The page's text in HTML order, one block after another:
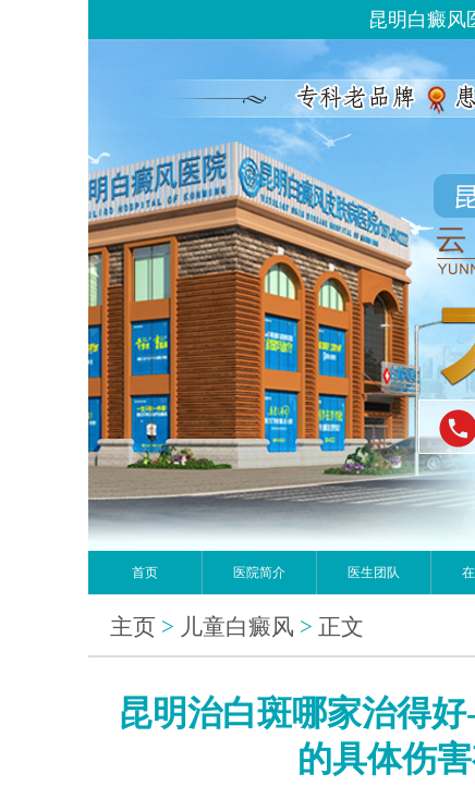
昆明白癜风
首页 医院简介 医生团队
主页 > 儿童白癜风 > 正文
昆明治白斑哪家治得
的具体伤